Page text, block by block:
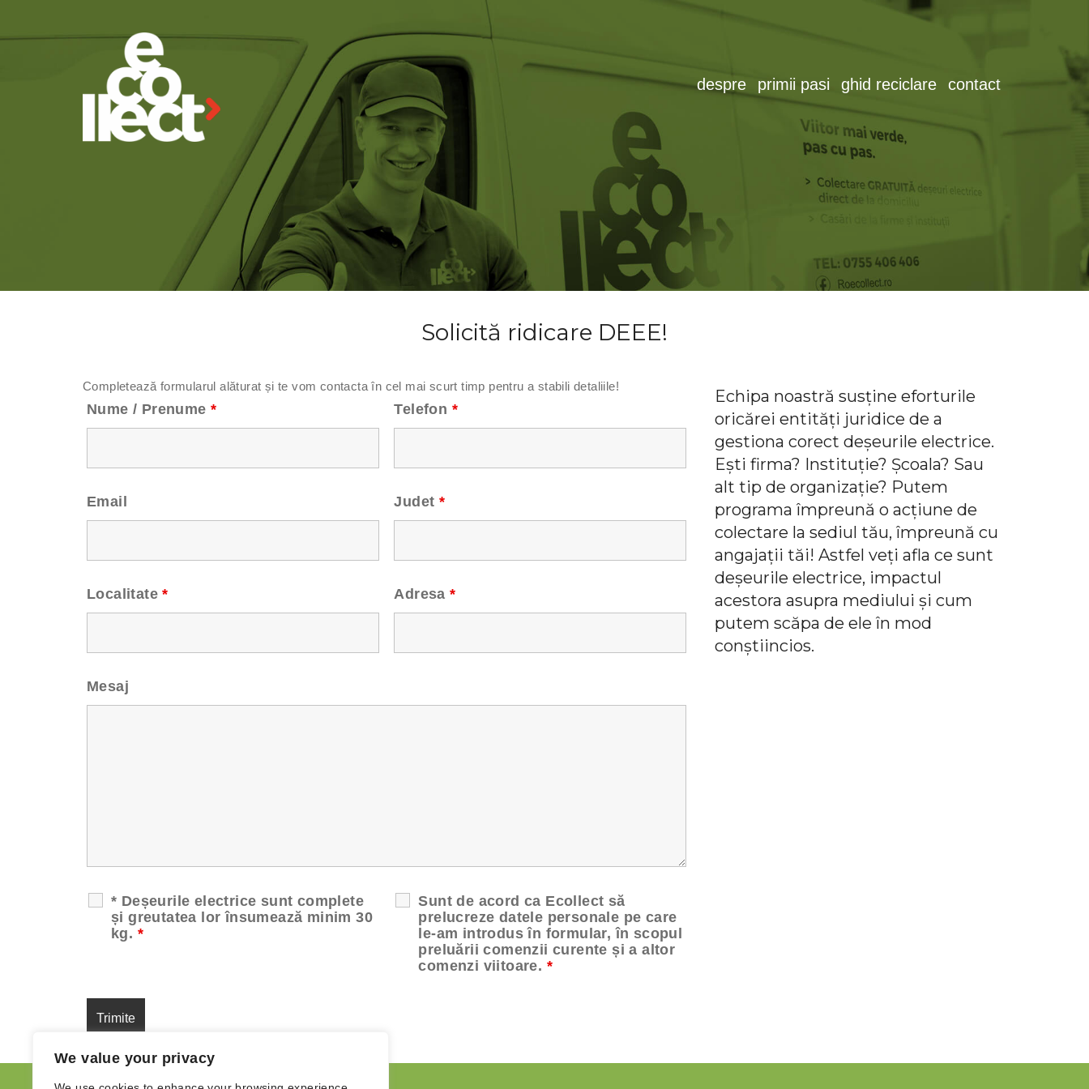
We value your privacy
despre primii pasi ghid reciclare contact
Solicită ridicare DEEE!
Solicită ridicare DEEE!
Completează formularul alăturat și te vom contacta în cel mai scurt timp pentru a stabili detaliile!
Nume / Prenume * Telefon *
Email Judet *
Localitate* Adresa*
Mesaj
* Deșeurile electrice sunt complete
și greutatea lor însumează minim 30
kg. *
Sunt de acord ca Ecollect să
prelucreze datele personale pe care
le-am introdus în formular, în scopul
preluării comenzii curente și a altor
comenzi viitoare. *
Echipa noastră susține eforturile
oricărei entități juridice de a
gestiona corect deșeurile electrice.
Ești firma? Instituție? Școala? Sau
alt tip de organizație? Putem
programa împreună o acțiune de
colectare la sediul tău, împreună cu
angajații tăi! Astfel veți afla ce sunt
deșeurile electrice, impactul
acestora asupra mediului și cum
putem scăpa de ele în mod
conștiincios.